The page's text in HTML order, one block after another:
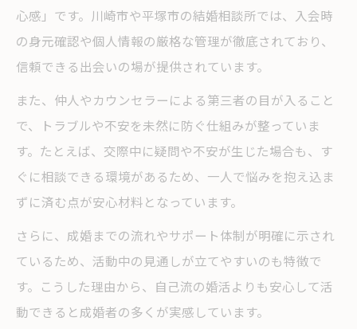
心感」です。川崎市や平塚市の結婚相談所では、入会時
の身元確認や個人情報の厳格な管理が徹底されており、
信頼できる出会いの場が提供されています。
また、仲人やカウンセラーによる第三者の目が入ること
で、トラブルや不安を未然に防ぐ仕組みが整っていま
す。たとえば、交際中に疑問や不安が生じた場合も、す
ぐに相談できる環境があるため、一人で悩みを抱え込ま
ずに済む点が安心材料となっています。
さらに、成婚までの流れやサポート体制が明確に示され
ているため、活動中の見通しが立てやすいのも特徴で
す。こうした理由から、自己流の婚活よりも安心して活
動できると成婚者の多くが実感しています。